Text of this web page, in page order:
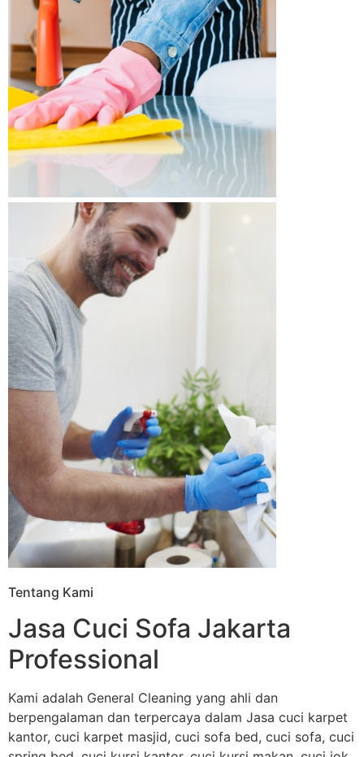
Tentang Kami
Jasa Cuci Sofa Jakarta
Professional
Kami adalah General Cleaning yang ahli dan
berpengalaman dan terpercaya dalam Jasa cuci karpet
kantor, cuci karpet masjid, cuci sofa bed, cuci sofa, cuci